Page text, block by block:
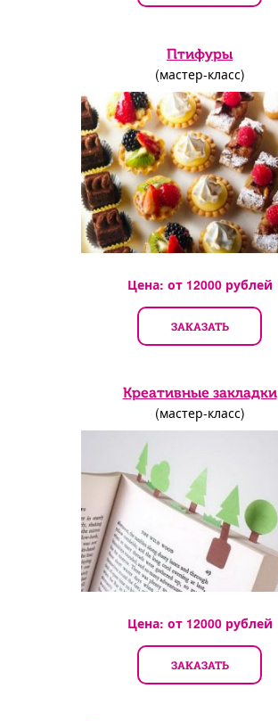
Птифуры
(мастер-класс)
Цена: от 12000рублей
ЗАКАЗАТЬ
Креативные закладки
(мастер-класс)
Цена: от 12000рублей
ЗАКАЗАТЬ